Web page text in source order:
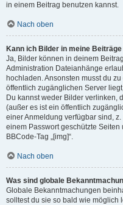
in einem Beitrag benutzen kannst.
Nach oben
Kann ich Bilder in meine
Ja, Bilder können in deinem
Administration Dateianhänge
hochladen. Ansonsten musst du
öffentlich zugänglichen Server
Du kannst weder Bilder verlinken,
(außer es ist ein öffentlich
einer Anmeldung verfügbar sind,
einem Passwort geschützte
BBCode-Tag „[img]“.
Nach oben
Was sind globale
Globale Bekanntmachungen
solltest du sie so bald wie möglich